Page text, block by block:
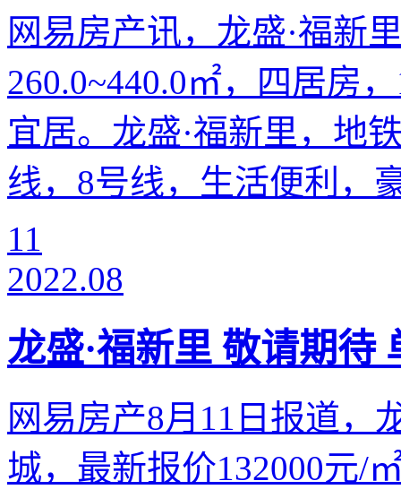
网易房产讯，龙盛·福新
260.0~440.0㎡，四居房
宜居。龙盛·福新里，地
线，8号线，生活便利，
11
2022.08
龙盛·福新里 敬请期待
网易房产8月11日报道，
城，最新报价132000元/